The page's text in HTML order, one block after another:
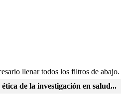
llenar todos los filtros de
de la investigación en salud...